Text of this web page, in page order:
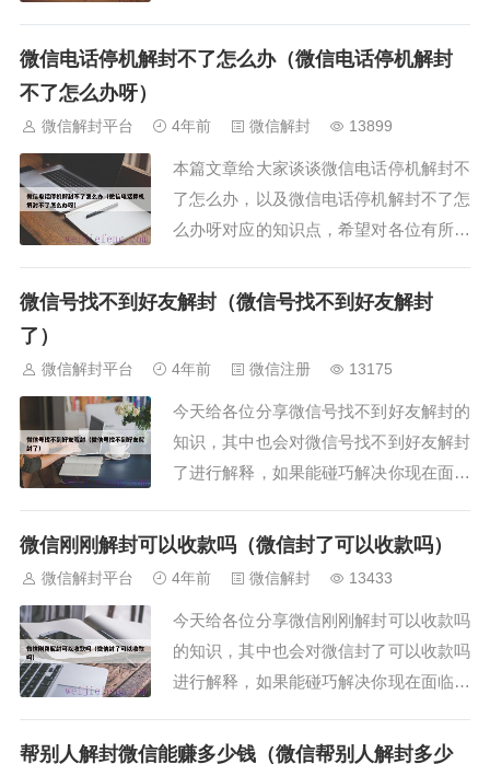
台），现在开始吧！本文目录一览：1、
微信电话停机解封不了怎么办（微信电话停机解封
不了怎么办呀）
微信解封平台 4年前 微信解封 13899
本篇文章给大家谈谈微信电话停机解封不
了怎么办，以及微信电话停机解封不了怎
么办呀对应的知识点，希望对各位有所帮
览：1、手机号停用微信号被封怎么解
微信号找不到好友解封（微信号找不到好友解封
了）
微信解封平台 4年前 微信注册 13175
今天给各位分享微信号找不到好友解封的
知识，其中也会对微信号找不到好友解封
了进行解释，如果能碰巧解决你现在面临
台），现在开始吧！本文目录一览：1、
微信刚刚解封可以收款吗（微信封了可以收款吗）
微信解封平台 4年前 微信解封 13433
今天给各位分享微信刚刚解封可以收款吗
的知识，其中也会对微信封了可以收款吗
进行解释，如果能碰巧解决你现在面临的
台），现在开始吧！本文目录一览：1、
帮别人解封微信能赚多少钱（微信帮别人解封多少